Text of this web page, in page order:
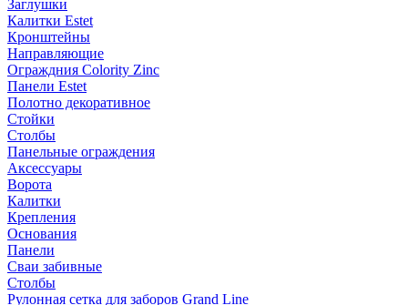
Заглушки
Калитки Estet
Кронштейны
Направляющие
Ограждния Colority Zinc
Панели Estet
Полотно декоративное
Стойки
Столбы
Панельные ограждения
Аксессуары
Ворота
Калитки
Крепления
Основания
Панели
Сваи забивные
Столбы
Рулонная сетка для заборов Grand Line